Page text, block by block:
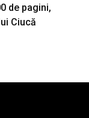
de pagini,
Ciucă